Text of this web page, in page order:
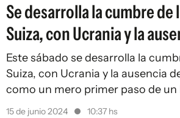
Se desarrolla la cumbre de
Suiza, con Ucrania y la
Este sábado se desarrolla la
Suiza, con Ucrania y la ausencia
como un mero primer paso de
15 de junio 2024 10:37 hs